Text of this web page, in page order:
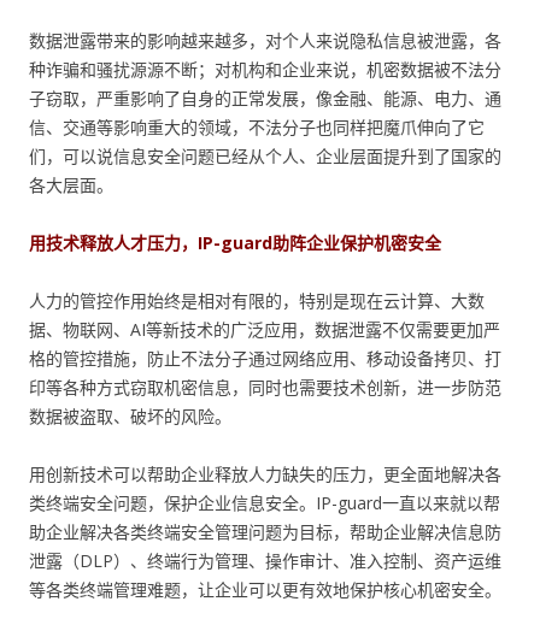
数据泄露带来的影响越来越多，对个人来说隐私信息被泄露，各
种诈骗和骚扰源源不断；对机构和企业来说，机密数据被不法分
子窃取，严重影响了自身的正常发展，像金融、能源、电力、通
信、交通等影响重大的领域，不法分子也同样把魔爪伸向了它
们，可以说信息安全问题已经从个人、企业层面提升到了国家的
各大层面。
用技术释放人才压力，IP-guard助阵企业保护机密安全
人力的管控作用始终是相对有限的，特别是现在云计算、大数
据、物联网、AI等新技术的广泛应用，数据泄露不仅需要更加严
格的管控措施，防止不法分子通过网络应用、移动设备拷贝、打
印等各种方式窃取机密信息，同时也需要技术创新，进一步防范
数据被盗取、破坏的风险。
用创新技术可以帮助企业释放人力缺失的压力，更全面地解决各
类终端安全问题，保护企业信息安全。IP-guard一直以来就以帮
助企业解决各类终端安全管理问题为目标，帮助企业解决信息防
泄露（DLP）、终端行为管理、操作审计、准入控制、资产运维
等各类终端管理难题，让企业可以更有效地保护核心机密安全。